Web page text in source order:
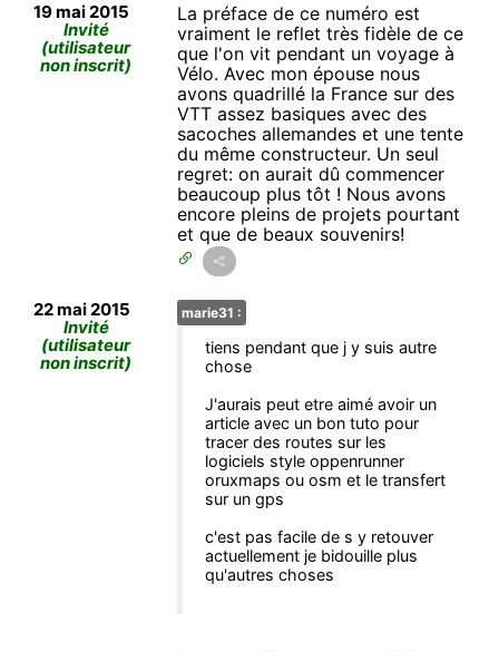
19 mai 2015
Invité
(utilisateur
non inscrit)
La préface de ce numéro est
vraiment le reflet très fidèle de ce
que l'on vit pendant un voyage à
Vélo. Avec mon épouse nous
avons quadrillé la France sur des
VTT assez basiques avec des
sacoches allemandes et une tente
du même constructeur. Un seul
regret: on aurait dû commencer
beaucoup plus tôt ! Nous avons
encore pleins de projets pourtant
et que de beaux souvenirs!
22 mai 2015
Invité
(utilisateur
non inscrit)
marie31 :
tiens pendant que j y suis autre
chose
J'aurais peut etre aimé avoir un
article avec un bon tuto pour
tracer des routes sur les
logiciels style oppenrunner
oruxmaps ou osm et le transfert
sur un gps
c'est pas facile de s y retouver
actuellement je bidouille plus
qu'autres choses